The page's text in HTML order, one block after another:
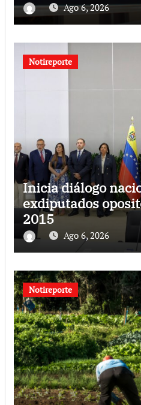
Ago 6, 2026
Notireporte
Inicia diálogo
exdiputados
2015
Ago 6, 2026
Notireporte